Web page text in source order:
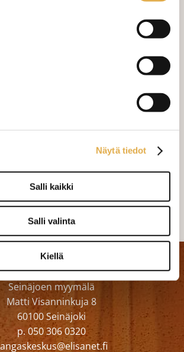
Näytä tiedot
Salli kaikki
Salli valinta
Kiellä
ja tarvikkeet)
sivulta
jotain muuta niin ota
kpl)
Ky
Seinäjoen myymälä
Matti Visanninkuja 8
60100 Seinäjoki
p. 050 306 0320